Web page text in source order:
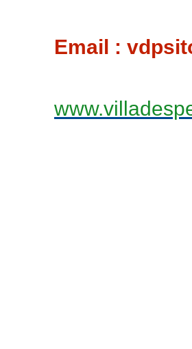
Email :